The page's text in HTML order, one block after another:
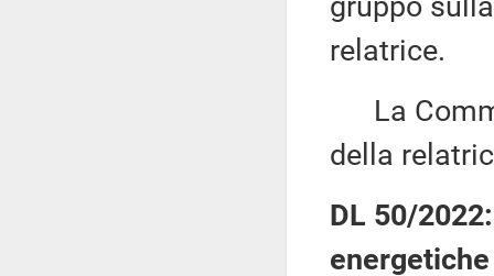
relatrice.
La
della
DL 50/